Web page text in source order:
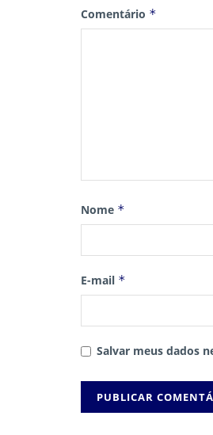
Comentário *
Nome *
E-mail *
Salvar meus dados